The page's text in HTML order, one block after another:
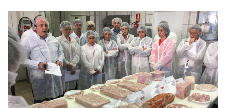
DE CARNE VACUNA
EVENTOS Y
CAPACITACIONES
DIRECTORIO
CALENDARIO
MEDIA KIT